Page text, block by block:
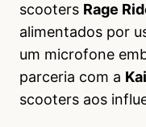
scooters Rage
alimentados por
um microfone
parceria com a
scooters aos